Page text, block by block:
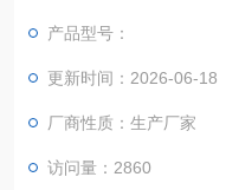
产品型号：
更新时间：2026-06-18
厂商性质：生产厂家
访问量：2860